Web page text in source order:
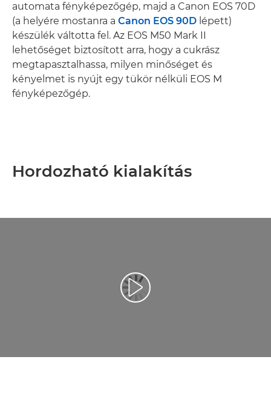
automata fényképezőgép, majd a Canon EOS 70D
(a helyére mostanra a Canon EOS 90D lépett)
készülék váltotta fel. Az EOS M50 Mark II
lehetőséget biztosított arra, hogy a cukrász
megtapasztalhassa, milyen minőséget és
kényelmet is nyújt egy tükör nélküli EOS M
fényképezőgép.
Hordozható kialakítás
Videó lejátszása